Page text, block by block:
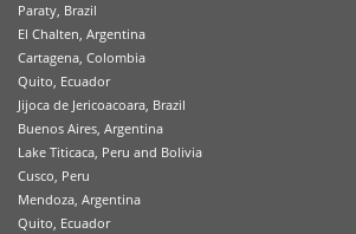
Paraty, Brazil
El Chalten, Argentina
Cartagena, Colombia
Quito, Ecuador
Jijoca de Jericoacoara, Brazil
Buenos Aires, Argentina
Lake Titicaca, Peru and Bolivia
Cusco, Peru
Mendoza, Argentina
Quito, Ecuador